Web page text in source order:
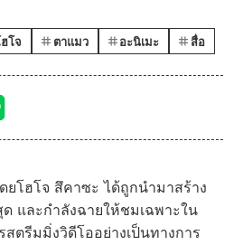
โจ ตาแมว อะนิเมะ สื่อ
ยโฮโจ สึคาซะ ได้ถูกนำมาสร้าง
และกำลังฉายให้ชมเฉพาะใน
ตรีมมิ่งวิดีโออย่างเป็นทางการ